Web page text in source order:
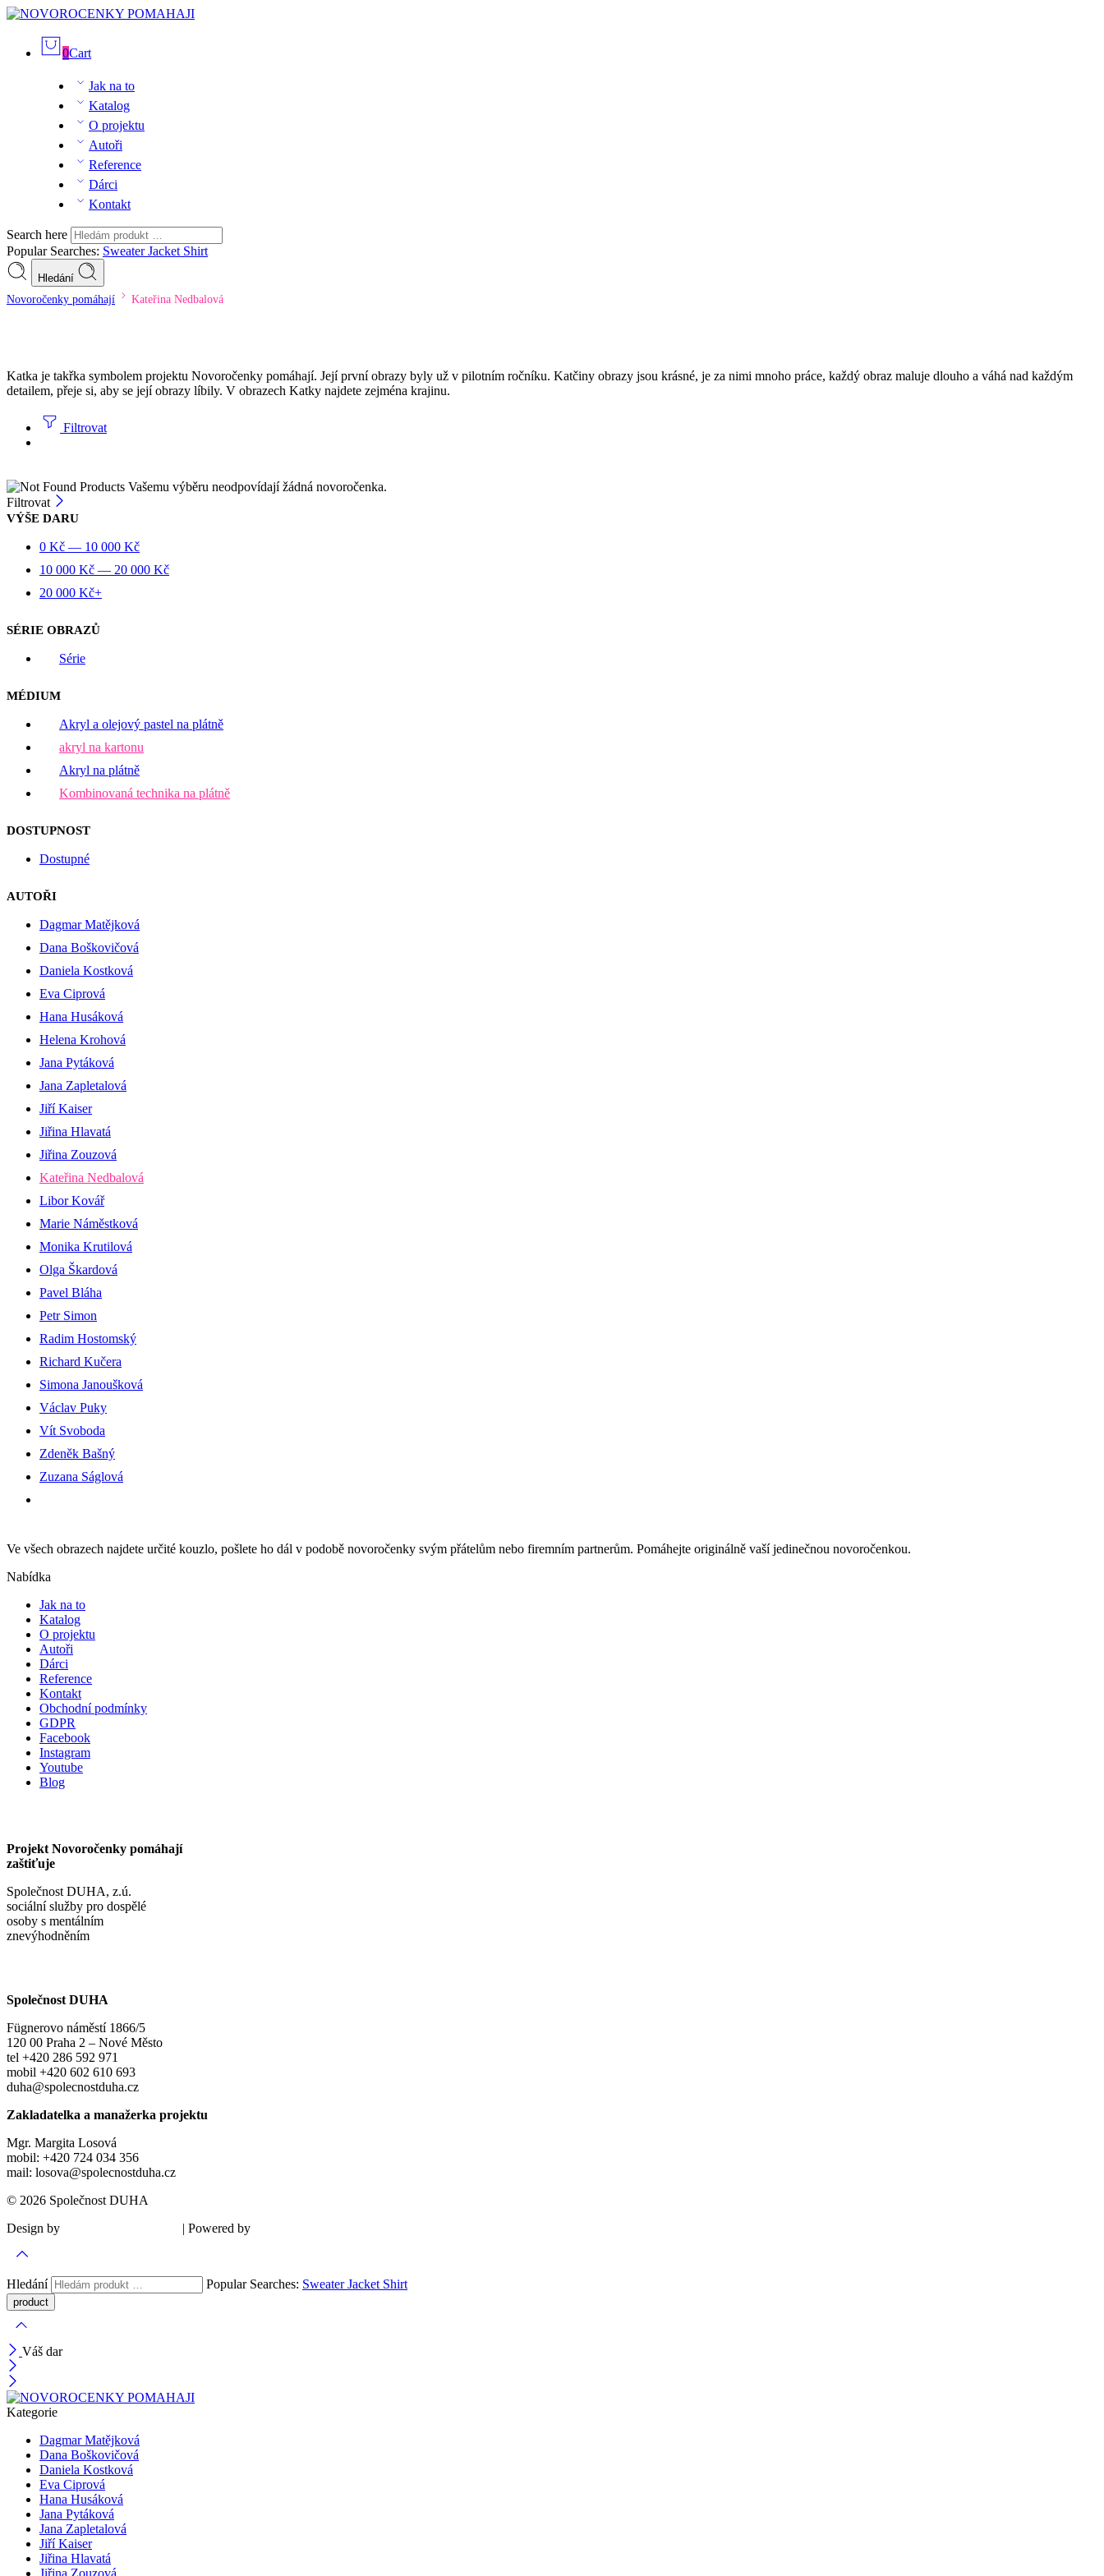
0Cart
Jak na to
Katalog
O projektu
Autoři
Reference
Dárci
Kontakt
Search here
Popular Searches: SweaterJacket Shirt
Hledání
Novoročenky pomáhají Kateřina Nedbalová
Katka je takřka symbolem projektu Novoročenky pomáhají. Její první obrazy byly už v pilotním ročníku. Katčiny obrazy jsou krásné, je za nimi mnoho práce, každý obraz maluje dlouho a váhá nad každým
detailem, přeje si, aby se její obrazy líbily. V obrazech Katky najdete zejména krajinu.
Filtrovat
Vašemu výběru neodpovídají žádná novoročenka.
Filtrovat
VÝŠE DARU
0 Kč — 10 000 Kč
10 000 Kč — 20 000 Kč
20 000 Kč+
SÉRIE OBRAZŮ
Série
MÉDIUM
Akryl a olejový pastel na plátně
akryl na kartonu
Akryl na plátně
Kombinovaná technika na plátně
DOSTUPNOST
Dostupné
AUTOŘI
Dagmar Matějková
Dana Boškovičová
Daniela Kostková
Eva Ciprová
Hana Husáková
Helena Krohová
Jana Pytáková
Jana Zapletalová
Jiří Kaiser
Jiřina Hlavatá
Jiřina Zouzová
Kateřina Nedbalová
Libor Kovář
Marie Náměstková
Monika Krutilová
Olga Škardová
Pavel Bláha
Petr Simon
Radim Hostomský
Richard Kučera
Simona Janoušková
Václav Puky
Vít Svoboda
Zdeněk Bašný
Zuzana Ságlová
Ve všech obrazech najdete určité kouzlo, pošlete ho dál v podobě novoročenky svým přátelům nebo firemním partnerům. Pomáhejte originálně vaší jedinečnou novoročenkou.
Nabídka
Jak na to
Katalog
O projektu
Autoři
Dárci
Reference
Kontakt
Obchodní podmínky
GDPR
Facebook
Instagram
Youtube
Blog
Projekt Novoročenky pomáhají
zaštiťuje
Společnost DUHA, z.ú.
sociální služby pro dospělé
osoby s mentálním
znevýhodněním
Společnost DUHA
Fügnerovo náměstí 1866/5
120 00 Praha 2 – Nové Město
tel +420 286 592 971
mobil +420 602 610 693
duha@spolecnostduha.cz
Zakladatelka a manažerka projektu
Mgr. Margita Losová
mobil: +420 724 034 356
mail: losova@spolecnostduha.cz
© 2026 Společnost DUHA
Design by
| Powered by
Hledání Popular Searches: SweaterJacket Shirt
Váš dar
Kategorie
Dagmar Matějková
Dana Boškovičová
Daniela Kostková
Eva Ciprová
Hana Husáková
Jana Pytáková
Jana Zapletalová
Jiří Kaiser
Jiřina Hlavatá
Jiřina Zouzová